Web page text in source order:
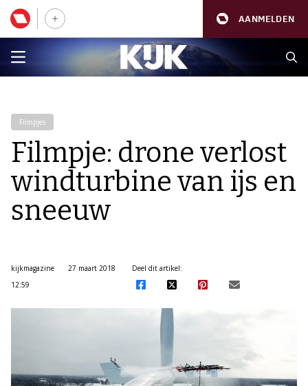
AANMELDEN
Filmpjes
Filmpje: drone verlost
windturbine van ijs en
sneeuw
kijkmagazine
27 maart 2018
12:59
Deel dit artikel: